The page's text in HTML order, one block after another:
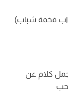
فخمة شباب)
كلام عن